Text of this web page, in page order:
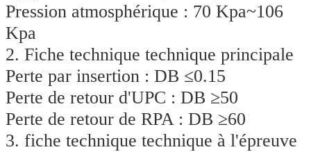
Pression atmosphérique : 70 Kpa~106
Kpa
2. Fiche technique technique principale
Perte par insertion : DB ≤0.15
Perte de retour d'UPC : DB ≥50
Perte de retour de RPA : DB ≥60
3. fiche technique technique à l'épreuve